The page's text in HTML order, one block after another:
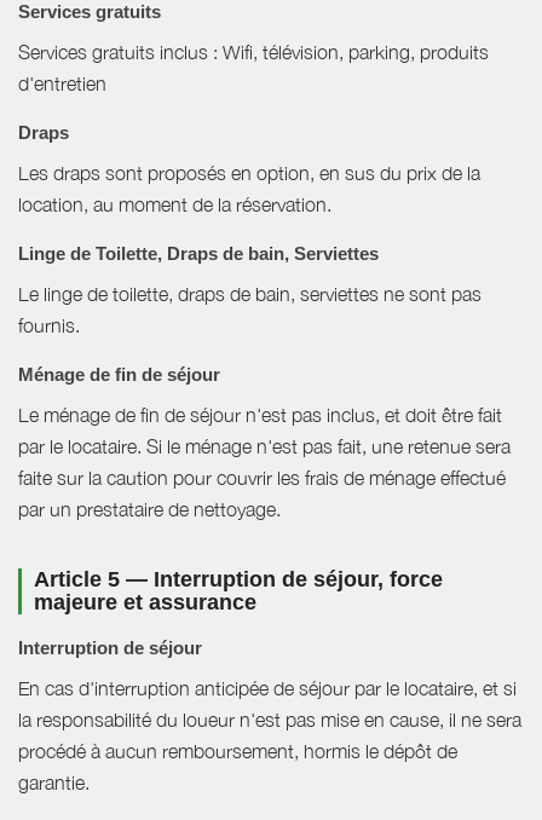
Services gratuits
Services gratuits inclus : Wifi, télévision, parking, produits
d'entretien
Draps
Les draps sont proposés en option, en sus du prix de la
location, au moment de la réservation.
Linge de Toilette, Draps de bain, Serviettes
Le linge de toilette, draps de bain, serviettes ne sont pas
fournis.
Ménage de fin de séjour
Le ménage de fin de séjour n'est pas inclus, et doit être fait
par le locataire. Si le ménage n'est pas fait, une retenue sera
faite sur la caution pour couvrir les frais de ménage effectué
par un prestataire de nettoyage.
Article 5 — Interruption de séjour, force
majeure et assurance
Interruption de séjour
En cas d'interruption anticipée de séjour par le locataire, et si
la responsabilité du loueur n'est pas mise en cause, il ne sera
procédé à aucun remboursement, hormis le dépôt de
garantie.